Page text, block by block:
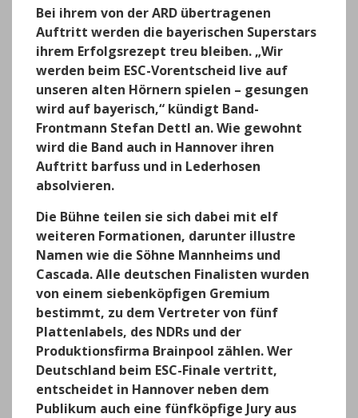
Bei ihrem von der ARD übertragenen
Auftritt werden die bayerischen Superstars
ihrem Erfolgsrezept treu bleiben. „Wir
werden beim ESC-Vorentscheid live auf
unseren alten Hörnern spielen – gesungen
wird auf bayerisch,“ kündigt Band-
Frontmann Stefan Dettl an. Wie gewohnt
wird die Band auch in Hannover ihren
Auftritt barfuss und in Lederhosen
absolvieren.
Die Bühne teilen sie sich dabei mit elf
weiteren Formationen, darunter illustre
Namen wie die Söhne Mannheims und
Cascada. Alle deutschen Finalisten wurden
von einem siebenköpfigen Gremium
bestimmt, zu dem Vertreter von fünf
Plattenlabels, des NDRs und der
Produktionsfirma Brainpool zählen. Wer
Deutschland beim ESC-Finale vertritt,
entscheidet in Hannover neben dem
Publikum auch eine fünfköpfige Jury aus